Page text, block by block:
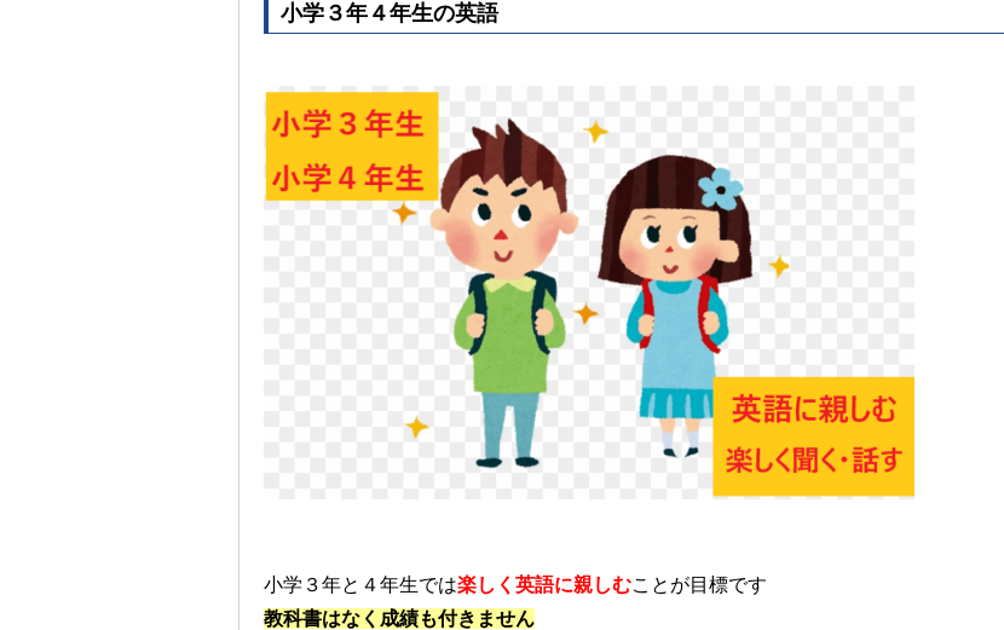
小学３年４年生の英語
小学３年と４年生では楽しく英語に親しむことが目標です
教科書はなく成績も付きません